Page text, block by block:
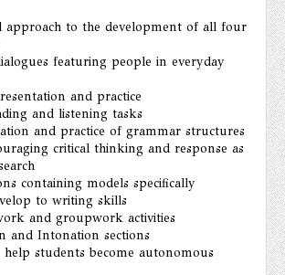
approach to the development of all four
featuring people in everyday
and practice
and listening tasks
and practice of grammar structures
critical thinking and response as
containing models specifically
to writing skills
and groupwork activities
and Intonation sections
students become autonomous